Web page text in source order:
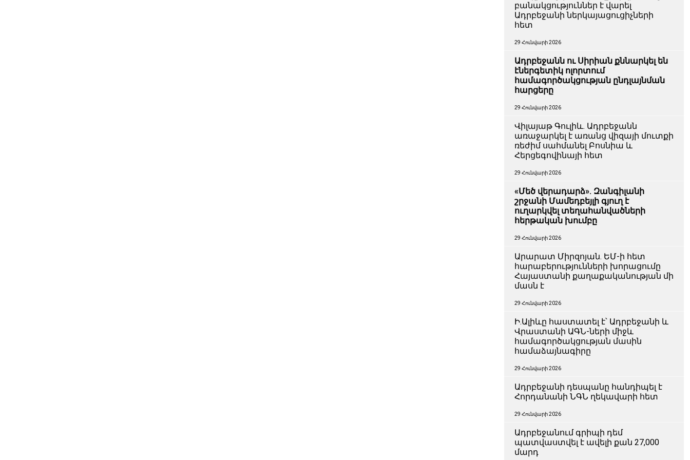
բանակցություններ է վարել
Ադրբեջանի ներկայացուցիչների
հետ
29 Հունվարի 2026
Ադրբեջանն ու Սիրիան քննարկել են
էներգետիկ ոլորտում
համագործակցության ընդլայնման
հարցերը
29 Հունվարի 2026
Վիլայաթ Գուլիև. Ադրբեջանն
առաջարկել է առանց վիզայի մուտքի
ռեժիմ սահմանել Բոսնիա և
Հերցեգովինայի հետ
29 Հունվարի 2026
«Մեծ վերադարձ». Զանգիլանի
շրջանի Մամեդբեյլի գյուղ է
ուղարկվել տեղահանվածների
հերթական խումբը
29 Հունվարի 2026
Արարատ Միրզոյան. ԵՄ-ի հետ
հարաբերությունների խորացումը
Հայաստանի քաղաքականության մի
մասն է
29 Հունվարի 2026
Ի.Ալիևը հաստատել է՝ Ադրբեջանի և
Վրաստանի ԱԳՆ-ների միջև
համագործակցության մասին
համաձայնագիրը
29 Հունվարի 2026
Ադրբեջանի դեսպանը հանդիպել է
Հորդանանի ՆԳՆ ղեկավարի հետ
29 Հունվարի 2026
Ադրբեջանում գրիպի դեմ
պատվաստվել է ավելի քան 27,000
մարդ